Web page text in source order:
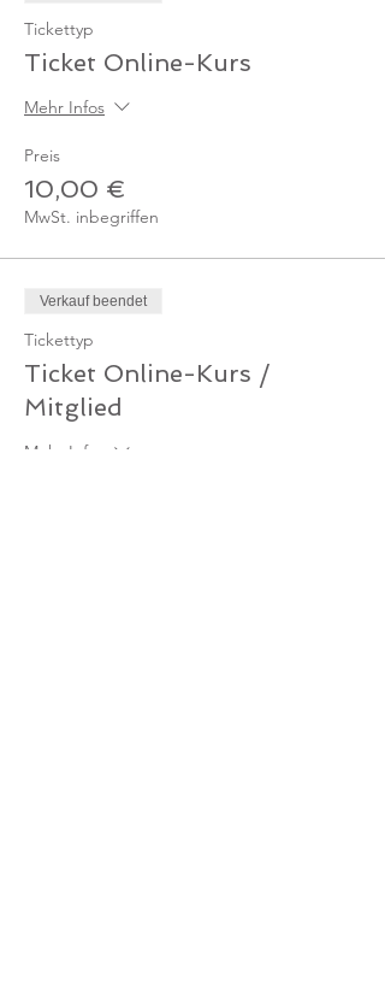
Tickettyp
Ticket Online-Kurs
Mehr Infos
Preis
10,00 €
MwSt. inbegriffen
Verkauf beendet
Tickettyp
Ticket Online-Kurs /
Mitglied
Mehr Infos